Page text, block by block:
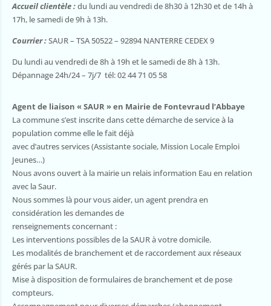
Accueil clientèle :du lundi au vendredi de 8h30 à 12h30 et de 14h à
17h, le samedi de 9h à 13h.
Courrier :SAUR – TSA 50522 – 92894 NANTERRE CEDEX 9
Du lundi au vendredi de 8h à 19h et le samedi de 8h à 13h.
Dépannage 24h/24 – 7j/7 tél: 02 44 71 05 58
Agent de liaison « SAUR »en Mairie de Fontevraud l’Abbaye
La commune s’est inscrite dans cette démarche de service à la
population comme elle le fait déjà
avec d’autres services (Assistante sociale, Mission Locale Emploi
Jeunes…)
Nous avons ouvert à la mairie un relais information Eau en relation
avec la Saur.
Nous sommes là pour vous aider, un agent prendra en
considération les demandes de
renseignements concernant :
Les interventions possibles de la SAUR à votre domicile.
Les modalités de branchement et de raccordement aux réseaux
gérés par la SAUR.
Mise à disposition de formulaires de branchement et de pose
compteurs.